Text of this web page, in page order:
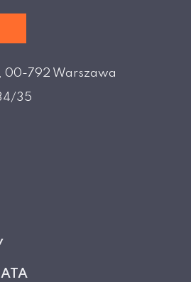
00-792 Warszawa
35